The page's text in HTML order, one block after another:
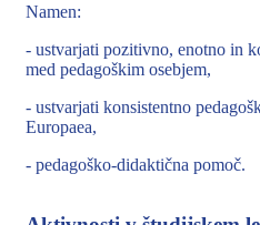
Namen:
- ustvarjati pozitivno, enotno in
med pedagoškim osebjem,
- ustvarjati konsistentno
Europaea,
- pedagoško-didaktična pomoč.